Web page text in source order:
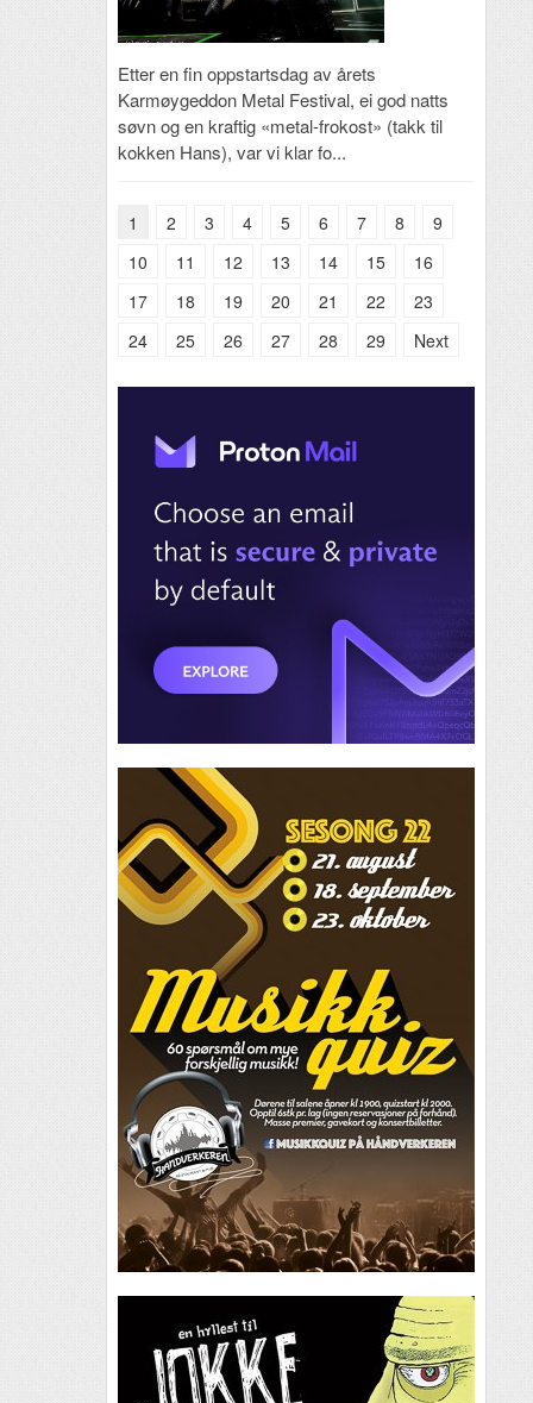
Etter en fin oppstartsdag av årets
Karmøygeddon Metal Festival, ei god natts
søvn og en kraftig «metal-frokost» (takk til
kokken Hans), var vi klar fo...
1 2 3 4 5 6 7 8
9
10
11 12 13 14 15
16
17
18 19 20 21 22
23
24
25 26 27 28 29 Next